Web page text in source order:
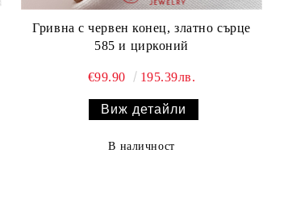
Гривна с червен конец, златно сърце
585 и цирконий
€99.90 195.39лв.
Виж детайли
В наличност